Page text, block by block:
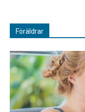
Föräldrar